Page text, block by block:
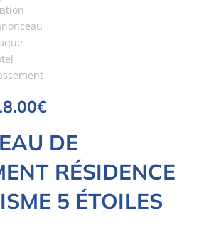
€
DE
RÉSIDENCE
5 ÉTOILES